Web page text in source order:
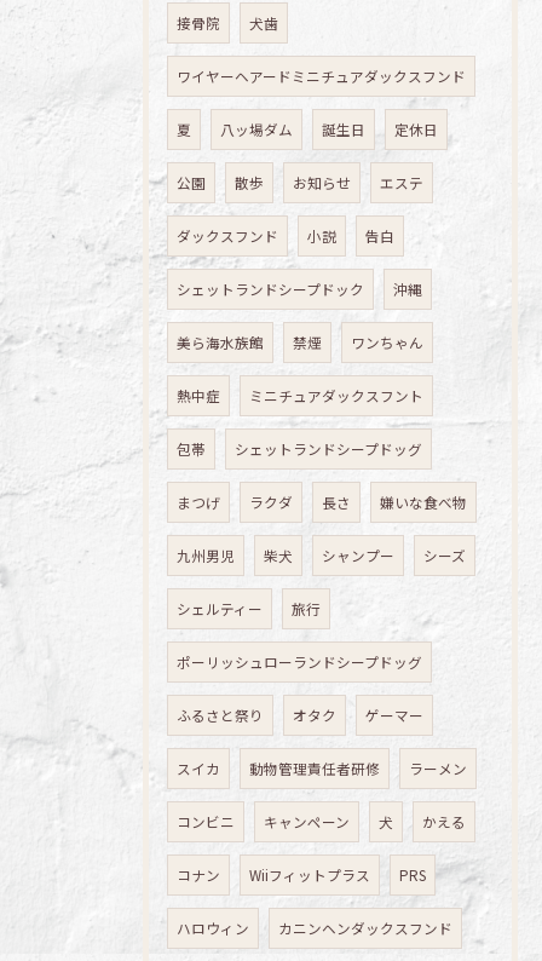
接骨院 犬歯
ワイヤーヘアードミニチュアダックスフンド
夏 八ッ場ダム 誕生日 定休日
公園 散歩 お知らせ エステ
ダックスフンド 小説 告白
シェットランドシープドック 沖縄
美ら海水族館 禁煙 ワンちゃん
熱中症 ミニチュアダックスフント
包帯 シェットランドシープドッグ
まつげ ラクダ 長さ 嫌いな食べ物
九州男児 柴犬 シャンプー シーズ
シェルティー 旅行
ポーリッシュローランドシープドッグ
ふるさと祭り オタク ゲーマー
スイカ 動物管理責任者研修 ラーメン
コンビニ キャンペーン 犬 かえる
コナン Wiiフィットプラス PRS
ハロウィン カニンヘンダックスフンド